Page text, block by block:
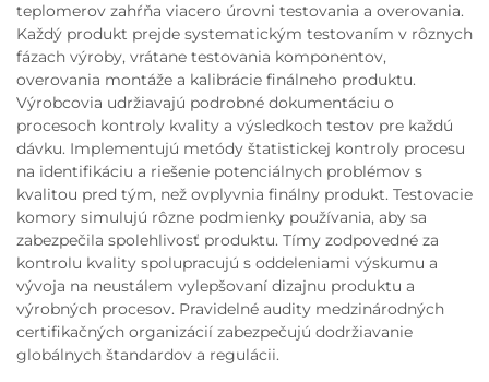
teplomerov zahŕňa viacero úrovni testovania a overovania.
Každý produkt prejde systematickým testovaním v rôznych
fázach výroby, vrátane testovania komponentov,
overovania montáže a kalibrácie finálneho produktu.
Výrobcovia udržiavajú podrobné dokumentáciu o
procesoch kontroly kvality a výsledkoch testov pre každú
dávku. Implementujú metódy štatistickej kontroly procesu
na identifikáciu a riešenie potenciálnych problémov s
kvalitou pred tým, než ovplyvnia finálny produkt. Testovacie
komory simulujú rôzne podmienky používania, aby sa
zabezpečila spolehlivosť produktu. Tímy zodpovedné za
kontrolu kvality spolupracujú s oddeleniami výskumu a
vývoja na neustálem vylepšovaní dizajnu produktu a
výrobných procesov. Pravidelné audity medzinárodných
certifikačných organizácií zabezpečujú dodržiavanie
globálnych štandardov a regulácii.